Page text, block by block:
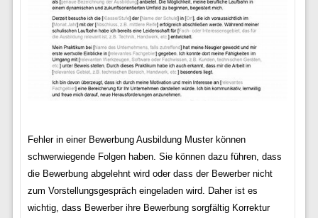
Fehler in einer Bewerbung Ausbildung Muster können
schwerwiegende Folgen haben. Sie können dazu führen, dass
die Bewerbung abgelehnt wird oder dass der Bewerber nicht
zum Vorstellungsgespräch eingeladen wird. Daher ist es
wichtig, dass Bewerber ihre Bewerbung sorgfältig Korrektur